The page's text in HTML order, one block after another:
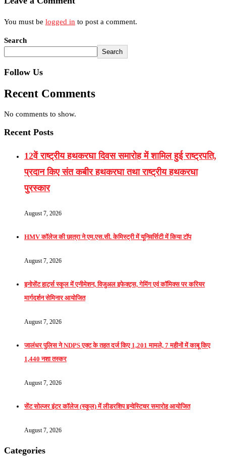
You must be logged in to post a comment.
Search
Search
Follow Us
Recent Comments
No comments to show.
Recent Posts
12वें राष्ट्रीय हथकरघा दिवस समारोह में शामिल हुई राष्ट्रपति,
प्रदान किए संत कबीर हथकरघा तथा राष्ट्रीय हथकरघा
पुरस्कार
August 7, 2026
HMV कॉलेज की छात्रा ने एम.एस.सी. केमिस्ट्री में यूनिवर्सिटी में किया टॉप
August 7, 2026
इनोसेंट हार्ट्स स्कूल में एनीमेशन, विजुअल इफेक्ट्स, गेमिंग एवं कॉमिक्स पर करियर
मार्गदर्शन सेमिनार आयोजित
August 7, 2026
जालंधर पुलिस ने NDPS एक्ट के तहत दर्ज किए 1,201 मामले, 7 महीनों में काबू किए
1,440 नशा तस्कर
August 7, 2026
सेंट सोल्जर इंटर कॉलेज (स्कूल) में लीडरशिप इन्वेस्टिचर समारोह आयोजित
August 7, 2026
Categories